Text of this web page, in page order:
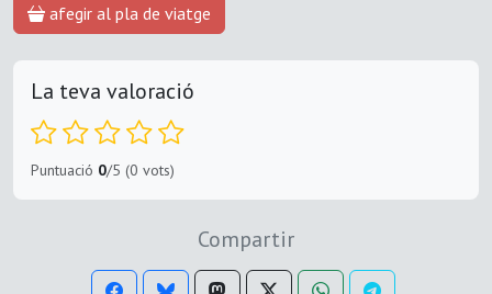
afegir al pla de viatge
La teva valoració
Puntuació 0/5 (0 vots)
Compartir